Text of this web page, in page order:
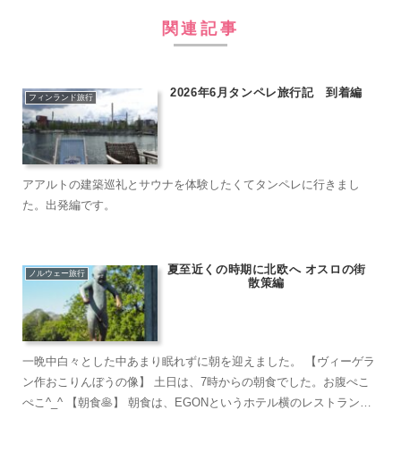
関連記事
フィンランド旅行 2026年6月タンペレ旅行記 到着編
アアルトの建築巡礼とサウナを体験したくてタンペレに行きまし
た。出発編です。
ノルウェー旅行
夏至近くの時期に北欧へ オスロの街
散策編
一晩中白々とした中あまり眠れずに朝を迎えました。 【ヴィーゲラ
ン作おこりんぼうの像】 土日は、7時からの朝食でした。お腹ぺこ
ぺこ^_^ 【朝食🥞】 朝食は、EGONというホテル横のレストランで